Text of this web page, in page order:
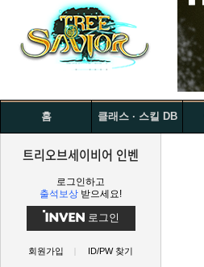
홈 클래스 · 스킬 DB
트리오브세이비어 인벤
로그인하고
출석보상 받으세요!
로그인
회원가입 ID/PW 찾기